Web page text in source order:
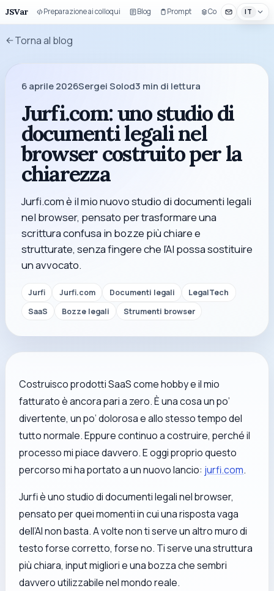
JSVar Preparazione ai colloqui Blog Prompt Componenti UI
IT
Torna al blog
6 aprile 2026Sergei Solod3 min di lettura
Jurfi.com: uno studio di
documenti legali nel
browser costruito per la
chiarezza
Jurfi.com è il mio nuovo studio di documenti legali
nel browser, pensato per trasformare una
scrittura confusa in bozze più chiare e
strutturate, senza fingere che l’AI possa sostituire
un avvocato.
Jurfi Jurfi.com Documenti legali
LegalTech
SaaS
Bozze legali Strumenti browser
Costruisco prodotti SaaS come hobby e il mio
fatturato è ancora pari a zero. È una cosa un po’
divertente, un po’ dolorosa e allo stesso tempo del
tutto normale. Eppure continuo a costruire, perché il
processo mi piace davvero. E oggi proprio questo
percorso mi ha portato a un nuovo lancio: jurfi.com.
Jurfi è uno studio di documenti legali nel browser,
pensato per quei momenti in cui una risposta vaga
dell’AI non basta. A volte non ti serve un altro muro di
testo forse corretto, forse no. Ti serve una struttura
più chiara, input migliori e una bozza che sembri
davvero utilizzabile nel mondo reale.